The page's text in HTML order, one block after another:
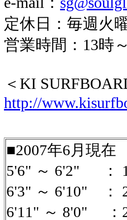
定休日：毎週火
営業時間：13時
＜KI
http://
■2007年6月現
5'6" ～ 6'2" ：
6'3" ～ 6'10" ：
6'11" ～ 8'0" ：